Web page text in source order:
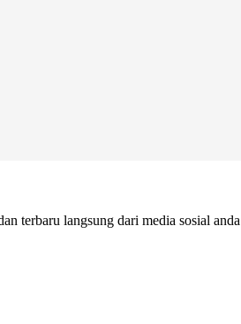
terbaru langsung dari media sosial anda